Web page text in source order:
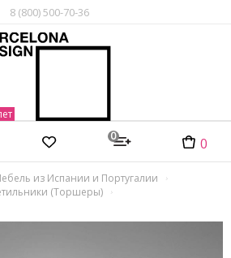
8 (800) 500-70-36
0 0
из Испании и Португалии
(Торшеры)